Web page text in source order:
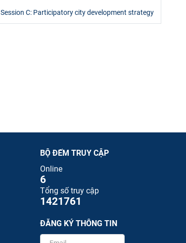
Session C: Participatory city development strategy
BỘ ĐẾM TRUY CẬP
Online
6
Tổng số truy cập
1421761
ĐĂNG KÝ THÔNG TIN